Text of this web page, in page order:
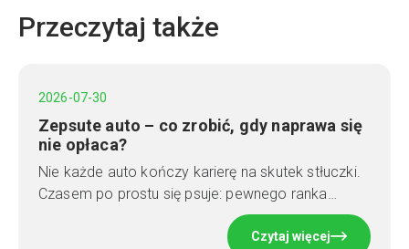
Przeczytaj także
2026-07-30
Zepsute auto – co zrobić, gdy naprawa się
nie opłaca?
Nie każde auto kończy karierę na skutek stłuczki.
Czasem po prostu się psuje: pewnego ranka…
Czytaj więcej